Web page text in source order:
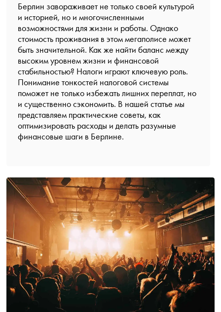
Берлин завораживает не только своей культурой
и историей, но и многочисленными
возможностями для жизни и работы. Однако
стоимость проживания в этом мегаполисе может
быть значительной. Как же найти баланс между
высоким уровнем жизни и финансовой
стабильностью? Налоги играют ключевую роль.
Понимание тонкостей налоговой системы
поможет не только избежать лишних переплат, но
и существенно сэкономить. В нашей статье мы
представляем практические советы, как
оптимизировать расходы и делать разумные
финансовые шаги в Берлине.